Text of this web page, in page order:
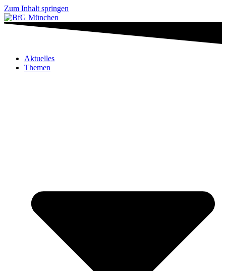
Zum Inhalt springen
Aktuelles
Themen